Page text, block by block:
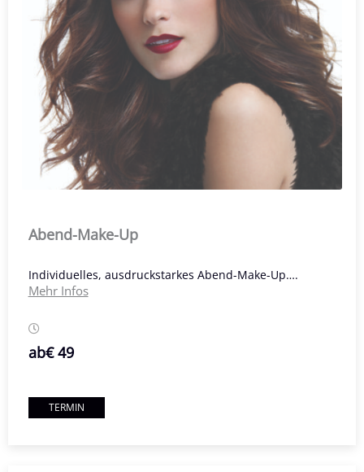
Abend-Make-Up
Individuelles, ausdruckstarkes Abend-Make-Up….
Mehr Infos
ab€ 49
TERMIN